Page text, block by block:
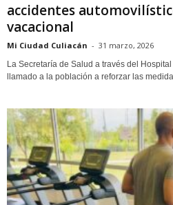
accidentes
vacacional
Mi Ciudad Culiacán - 31 marzo, 2026
La Secretaría de Salud a través del
llamado a la población a reforzar las